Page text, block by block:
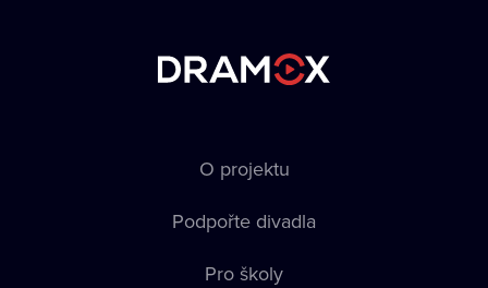
O projektu
Podpořte divadla
Pro školy